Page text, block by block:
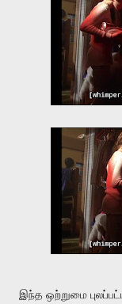
இந்த ஒற்றுமை புலப்பட்ட